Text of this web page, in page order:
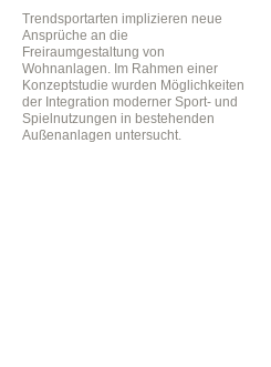
Trendsportarten implizieren neue
Ansprüche an die
Freiraumgestaltung von
Wohnanlagen. Im Rahmen einer
Konzeptstudie wurden Möglichkeiten
der Integration moderner Sport- und
Spielnutzungen in bestehenden
Außenanlagen untersucht.